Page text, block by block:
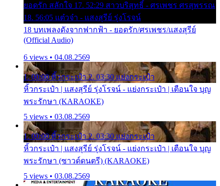
ยอดรัก สลักใจ 17. 52:29 สาวบริสุทธิ์ - ศรเพชร ศรสุพรรณ
18. 56:05 แต๋วจ๋า - แสงสุรีย์ รุ่งโรจน์
18 บทเพลงดังจากฟากฟ้า - ยอดรัก/ศรเพชร/แสงสุรีย์
(Official Audio)
6 views • 04.08.2569
1. 00:00 หิ้วกระเป๋า 2. 03:30 แย่งกระเป๋า
หิ้วกระเป๋า | แสงสุรีย์ รุ่งโรจน์ - แย่งกระเป๋า | เตือนใจ บุญ
พระรักษา (KARAOKE)
5 views • 03.08.2569
1. 00:00 หิ้วกระเป๋า 2. 03:30 แย่งกระเป๋า
หิ้วกระเป๋า | แสงสุรีย์ รุ่งโรจน์ - แย่งกระเป๋า | เตือนใจ บุญ
พระรักษา (ซาวด์ดนตรี) (KARAOKE)
5 views • 03.08.2569